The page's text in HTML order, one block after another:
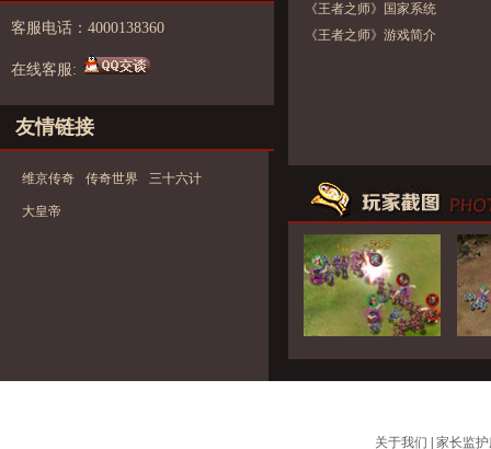
客服电话：4000138360
在线客服:
友情链接
维京传奇 传奇世界 三十六计
大皇帝
《王者之师》国家系统
《王者之师》游戏简介
关于我们
家长监